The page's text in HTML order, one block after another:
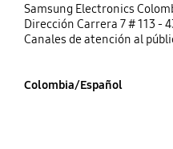
Samsung Electronics
Dirección Carrera 7 # 113 -
Canales de atención al
Colombia/Español